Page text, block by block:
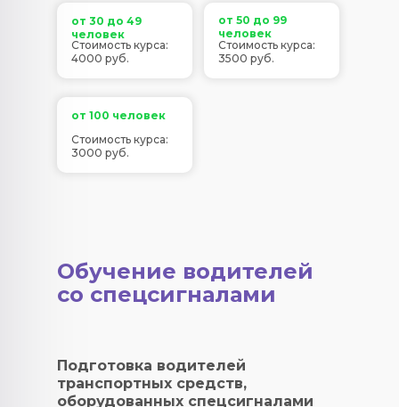
от 30 до 49
человек
от 50 до 99
человек
от 100 человек
Стоимость курса:
4000 руб.
Стоимость курса:
3500 руб.
Стоимость курса:
3000 руб.
Обучение водителей
со спецсигналами
Подготовка водителей
транспортных средств,
оборудованных спецсигналами